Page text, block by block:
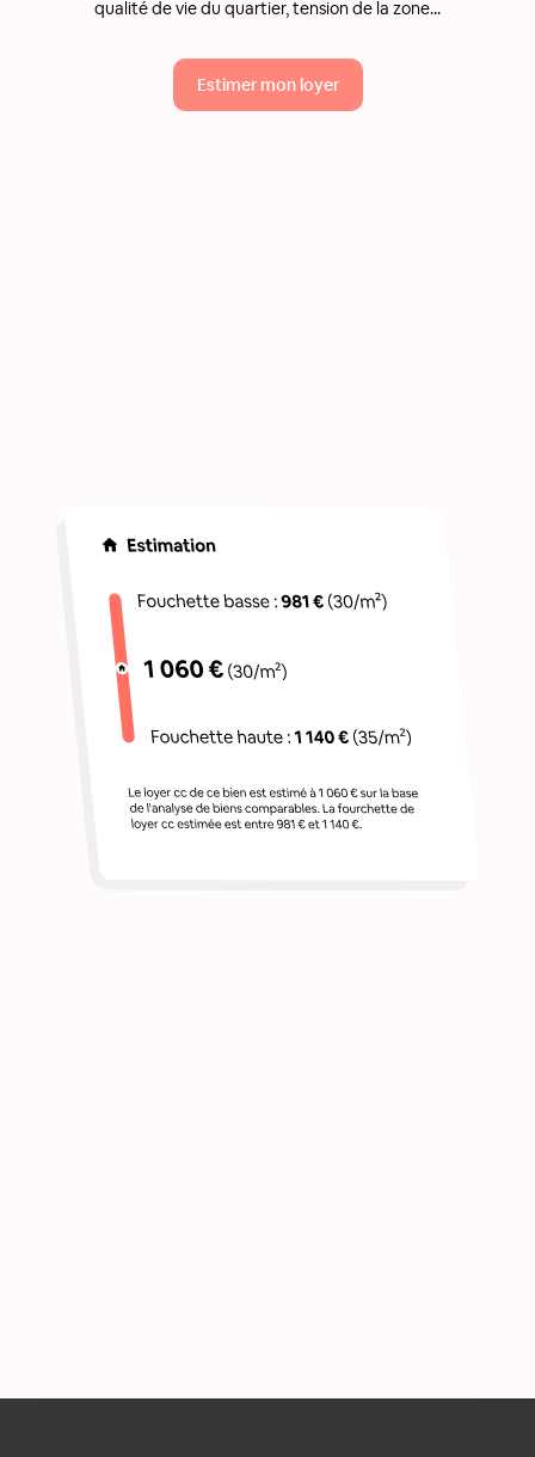
qualité de vie du quartier, tension de la zone...
Estimer mon loyer